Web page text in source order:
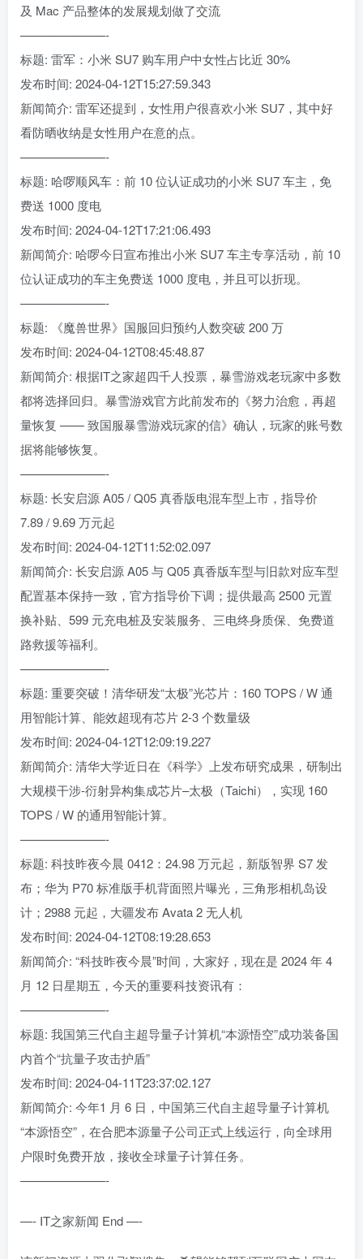
及 Mac 产品整体的发展规划做了交流
———————-
标题: 雷军：小米 SU7 购车用户中女性占比近 30%
发布时间: 2024-04-12T15:27:59.343
新闻简介: 雷军还提到，女性用户很喜欢小米 SU7，其中好
看防晒收纳是女性用户在意的点。
———————-
标题: 哈啰顺风车：前 10 位认证成功的小米 SU7 车主，免
费送 1000 度电
发布时间: 2024-04-12T17:21:06.493
新闻简介: 哈啰今日宣布推出小米 SU7 车主专享活动，前 10
位认证成功的车主免费送 1000 度电，并且可以折现。
———————-
标题: 《魔兽世界》国服回归预约人数突破 200 万
发布时间: 2024-04-12T08:45:48.87
新闻简介: 根据IT之家超四千人投票，暴雪游戏老玩家中多数
都将选择回归。暴雪游戏官方此前发布的《努力治愈，再超
量恢复 —— 致国服暴雪游戏玩家的信》确认，玩家的账号数
据将能够恢复。
———————-
标题: 长安启源 A05 / Q05 真香版电混车型上市，指导价
7.89 / 9.69 万元起
发布时间: 2024-04-12T11:52:02.097
新闻简介: 长安启源 A05 与 Q05 真香版车型与旧款对应车型
配置基本保持一致，官方指导价下调；提供最高 2500 元置
换补贴、599 元充电桩及安装服务、三电终身质保、免费道
路救援等福利。
———————-
标题: 重要突破！清华研发“太极”光芯片：160 TOPS / W 通
用智能计算、能效超现有芯片 2-3 个数量级
发布时间: 2024-04-12T12:09:19.227
新闻简介: 清华大学近日在《科学》上发布研究成果，研制出
大规模干涉-衍射异构集成芯片–太极（Taichi），实现 160
TOPS / W 的通用智能计算。
———————-
标题: 科技昨夜今晨 0412：24.98 万元起，新版智界 S7 发
布；华为 P70 标准版手机背面照片曝光，三角形相机岛设
计；2988 元起，大疆发布 Avata 2 无人机
发布时间: 2024-04-12T08:19:28.653
新闻简介: “科技昨夜今晨”时间，大家好，现在是 2024 年 4
月 12 日星期五，今天的重要科技资讯有：
———————-
标题: 我国第三代自主超导量子计算机“本源悟空”成功装备国
内首个“抗量子攻击护盾”
发布时间: 2024-04-11T23:37:02.127
新闻简介: 今年1 月 6 日，中国第三代自主超导量子计算机
“本源悟空”，在合肥本源量子公司正式上线运行，向全球用
户限时免费开放，接收全球量子计算任务。
———————-
—- IT之家新闻 End —-